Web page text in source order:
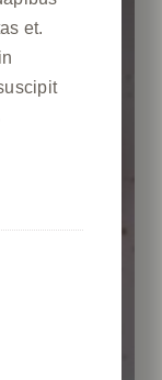
et.